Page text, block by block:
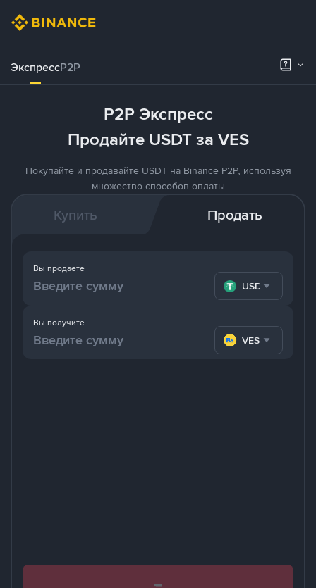
ЭкспрессP2P
P2P Экспресс
Продайте USDT за VES
Покупайте и продавайте USDT на Binance P2P, используя
множество способов оплаты
Купить Продать
Вы получите
VES
Вы продаете
USDT